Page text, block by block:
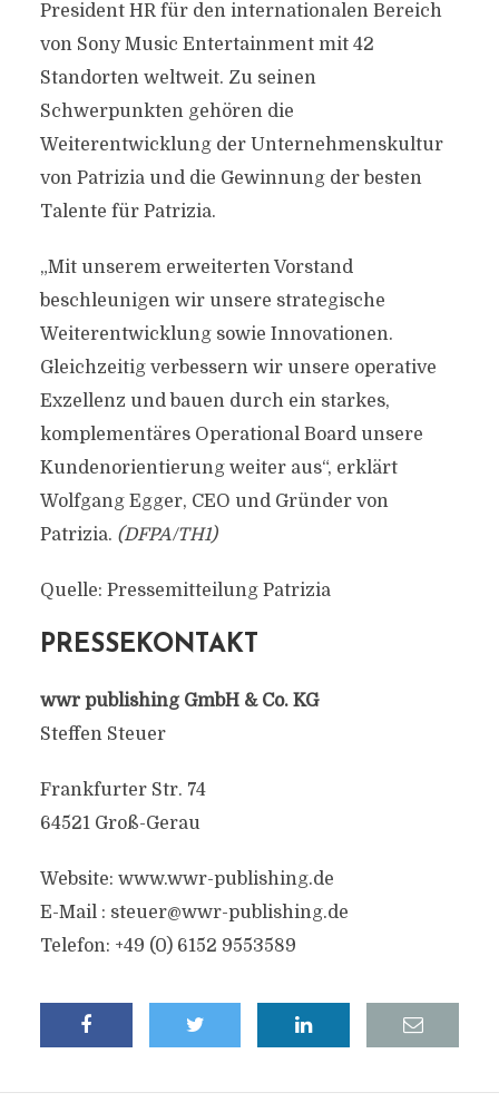
President HR für den internationalen Bereich
von Sony Music Entertainment mit 42
Standorten weltweit. Zu seinen
Schwerpunkten gehören die
Weiterentwicklung der Unternehmenskultur
von Patrizia und die Gewinnung der besten
Talente für Patrizia.
„Mit unserem erweiterten Vorstand
beschleunigen wir unsere strategische
Weiterentwicklung sowie Innovationen.
Gleichzeitig verbessern wir unsere operative
Exzellenz und bauen durch ein starkes,
komplementäres Operational Board unsere
Kundenorientierung weiter aus“, erklärt
Wolfgang Egger, CEO und Gründer von
Patrizia. (DFPA/TH1)
Quelle: Pressemitteilung Patrizia
PRESSEKONTAKT
wwr publishing GmbH & Co. KG
Steffen Steuer
Frankfurter Str. 74
64521 Groß-Gerau
Website: www.wwr-publishing.de
E-Mail : steuer@wwr-publishing.de
Telefon: +49 (0) 6152 9553589